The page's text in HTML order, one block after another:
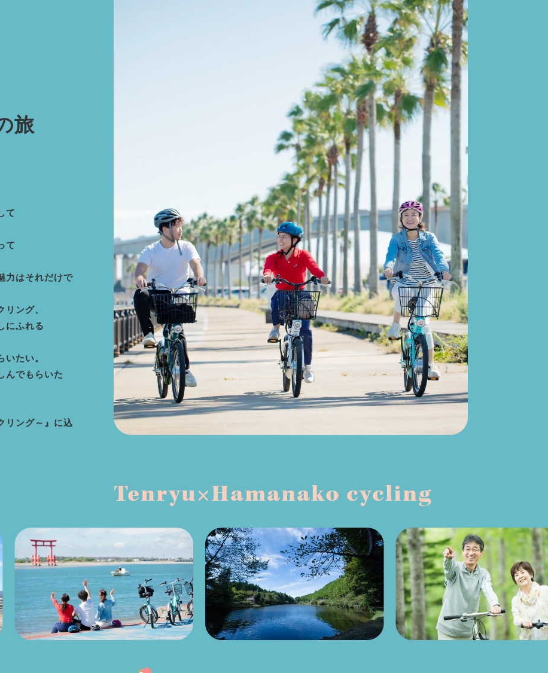
旅
て
て
力はそれだけで
ング、
にふれる
たい。
んでもらいた
リング～』に込
Tenryu×Hamanako cycling